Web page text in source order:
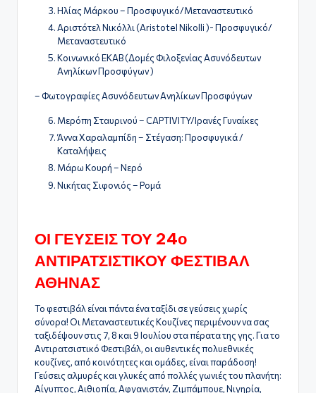
Ηλίας Μάρκου – Προσφυγικό/Μεταναστευτικό
Αριστότελ Νικόλλι (Aristotel Nikolli )- Προσφυγικό/
Μεταναστευτικό
Κοινωνικό ΕΚΑΒ (Δομές Φιλοξενίας Ασυνόδευτων
Ανηλίκων Προσφύγων )
– Φωτογραφίες Ασυνόδευτων Ανηλίκων Προσφύγων
Μερόπη Σταυρινού – CAPTIVITY/Ιρανές Γυναίκες
Άννα Χαραλαμπίδη – Στέγαση: Προσφυγικά /
Καταλήψεις
Μάρω Κουρή – Νερό
Νικήτας Σιφονιός – Ρομά
ΟΙ ΓΕΥΣΕΙΣ ΤΟΥ 24ο
ΑΝΤΙΡΑΤΣΙΣΤΙΚΟΥ ΦΕΣΤΙΒΑΛ
ΑΘΗΝΑΣ
Το φεστιβάλ είναι πάντα ένα ταξίδι σε γεύσεις χωρίς
σύνορα! Οι Μεταναστευτικές Κουζίνες περιμένουν να σας
ταξιδέψουν στις 7, 8 και 9 Ιουλίου στα πέρατα της γης. Για το
Αντιρατσιστικό Φεστιβάλ, οι αυθεντικές πολυεθνικές
κουζίνες, από κοινότητες και ομάδες, είναι παράδοση!
Γεύσεις αλμυρές και γλυκές από πολλές γωνιές του πλανήτη:
Αίγυπτος, Αιθιοπία, Αφγανιστάν, Ζιμπάμπουε, Νιγηρία,